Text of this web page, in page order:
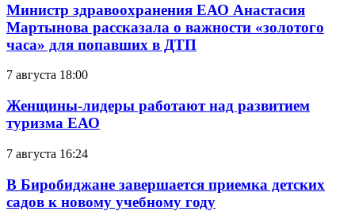
Министр здравоохранения ЕАО Анастасия
Мартынова рассказала о важности «золотого
часа» для попавших в ДТП
7 августа 18:00
Женщины-лидеры работают над развитием
туризма ЕАО
7 августа 16:24
В Биробиджане завершается приемка детских
садов к новому учебному году